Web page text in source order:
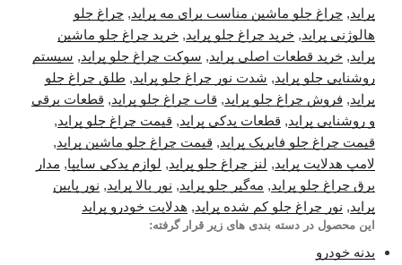
پراید, چراغ جلو ماشین مناسب برای مه پراید, چراغ جلو
هالوژنی پراید, خرید چراغ جلو پراید, خرید چراغ جلو ماشین
پراید, خرید قطعات اصلی پراید, سوکت چراغ جلو پراید, سیستم
روشنایی جلو پراید, شدت نور چراغ جلو پراید, طلق چراغ جلو
پراید, فروش چراغ جلو پراید, قاب چراغ جلو پراید, قطعات برقی
و روشنایی پراید, قطعات یدکی پراید, قیمت چراغ جلو پراید,
قیمت چراغ جلو فابریک پراید, قیمت چراغ جلو ماشین پراید,
لامپ هدلایت پراید, لنز چراغ جلو پراید, لوازم یدکی سایپا, مدار
برق چراغ جلو پراید, مه‌گیر جلو پراید, نور بالا پراید, نور پایین
پراید, نور چراغ جلو کم شده پراید, هدلایت خودرو پراید
این محصول در دسته بندی های زیر قرار گرفته:
بدنه خودرو